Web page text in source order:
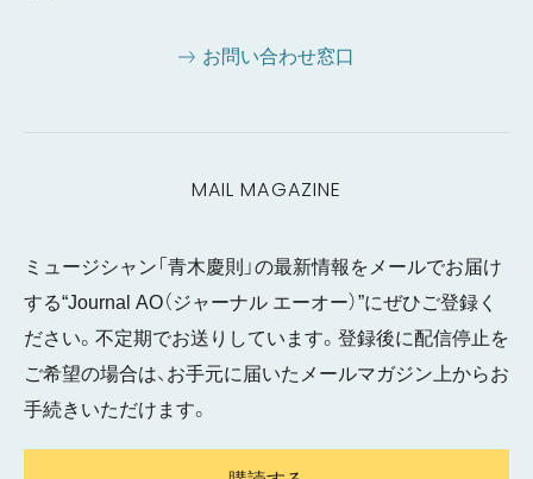
お問い合わせ窓口
MAIL MAGAZINE
ミュージシャン「青木慶則」の最新情報をメールでお届け
する“Journal AO（ジャーナル エーオー）”にぜひご登録く
ださい。不定期でお送りしています。登録後に配信停止を
ご希望の場合は、お手元に届いたメールマガジン上からお
手続きいただけます。